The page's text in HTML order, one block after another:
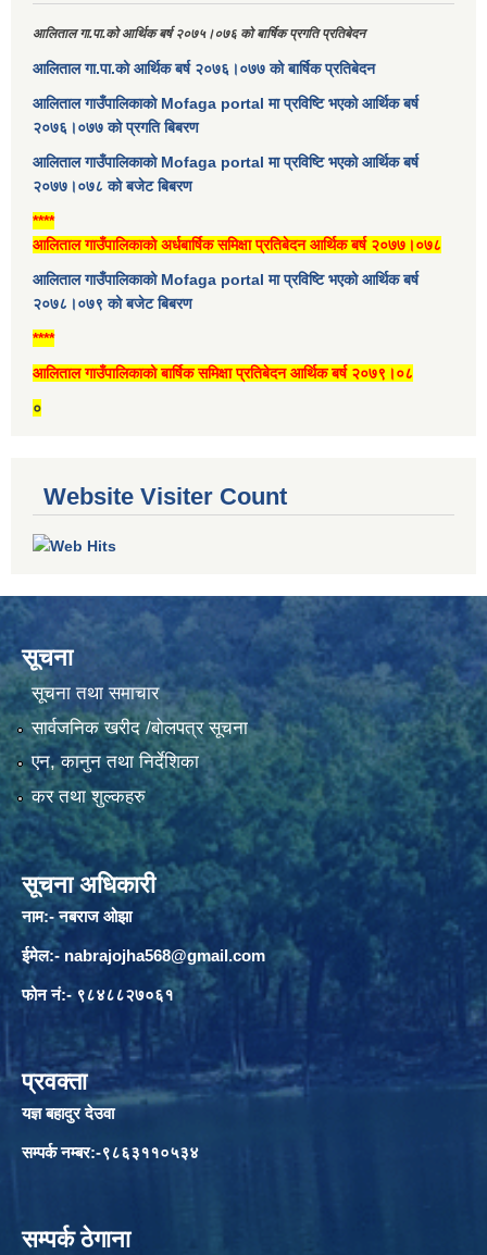
आलिताल गा.पा.को आर्थिक बर्ष २०७५।०७६ को बार्षिक प्रगति प्रतिबेदन
आलिताल गा.पा.को आर्थिक बर्ष २०७६।०७७ को बार्षिक प्रतिबेदन
आलिताल गाउँपालिकाको Mofaga portal मा प्रविष्टि भएको आर्थिक बर्ष
२०७६।०७७ को प्रगति बिबरण
आलिताल गाउँपालिकाको Mofaga portal मा प्रविष्टि भएको आर्थिक बर्ष
२०७७।०७८ को बजेट बिबरण
****
आलिताल गाउँपालिकाको अर्धबार्षिक समिक्षा प्रतिबेदन आर्थिक बर्ष २०७७।०७८
आलिताल गाउँपालिकाको Mofaga portal मा प्रविष्टि भएको आर्थिक बर्ष
२०७८।०७९ को बजेट बिबरण
****
आलिताल गाउँपालिकाको बार्षिक समिक्षा प्रतिबेदन आर्थिक बर्ष २०७९।०८
०
Website Visiter Count
सूचना
सूचना तथा समाचार
सार्वजनिक खरीद /बोलपत्र सूचना
एन, कानुन तथा निर्देशिका
कर तथा शुल्कहरु
सूचना अधिकारी
नाम:- नबराज ओझा
ईमेल:- nabrajojha568@gmail.com
फोन नं:- ९८४८८२७०६१
प्रवक्ता
यज्ञ बहादुर देउवा
सम्पर्क नम्बर:-९८६३११०५३४
सम्पर्क ठेगाना